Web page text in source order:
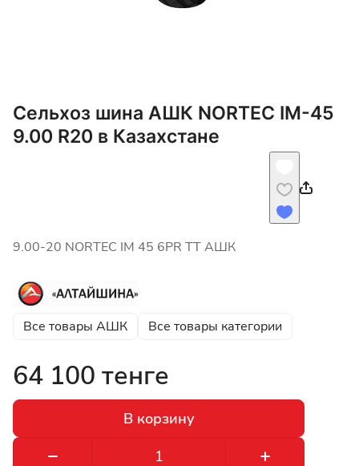
Сельхоз шина АШК NORTEC IM-45
9.00 R20 в Казахстане
9.00-20 NORTEC IM 45 6PR TT АШК
Все товары АШК Все товары категории
64 100 тенге
В корзину